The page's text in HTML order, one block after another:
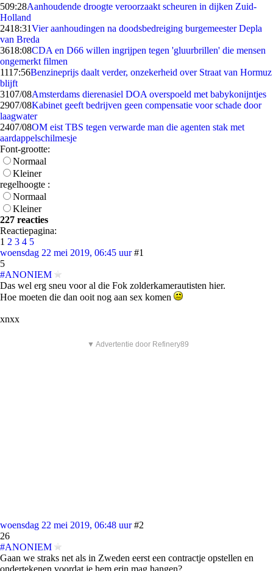
509:28Aanhoudende droogte veroorzaakt scheuren in dijken Zuid-
Holland
2418:31Vier aanhoudingen na doodsbedreiging burgemeester Depla
van Breda
3618:08CDA en D66 willen ingrijpen tegen 'gluurbrillen' die mensen
ongemerkt filmen
1117:56Benzineprijs daalt verder, onzekerheid over Straat van Hormuz
blijft
3107/08Amsterdams dierenasiel DOA overspoeld met babykonijntjes
2907/08Kabinet geeft bedrijven geen compensatie voor schade door
laagwater
2407/08OM eist TBS tegen verwarde man die agenten stak met
aardappelschilmesje
Font-grootte:
Normaal
Kleiner
regelhoogte :
Normaal
Kleiner
227 reacties
Reactiepagina:
1 2 3 4 5
woensdag 22 mei 2019, 06:45 uur #1
5
#ANONIEM
Das wel erg sneu voor al die Fok zolderkamerautisten hier.
Hoe moeten die dan ooit nog aan sex komen
xnxx
▼ Advertentie door Refinery89
woensdag 22 mei 2019, 06:48 uur #2
26
#ANONIEM
Gaan we straks net als in Zweden eerst een contractje opstellen en
ondertekenen voordat je hem erin mag hangen?